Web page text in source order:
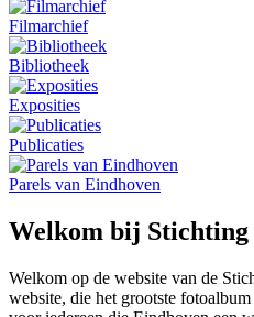
Filmarchief
Bibliotheek
Exposities
Publicaties
Parels van Eindhoven
Welkom bij Stichting
Welkom op de website van de
website, die het grootste